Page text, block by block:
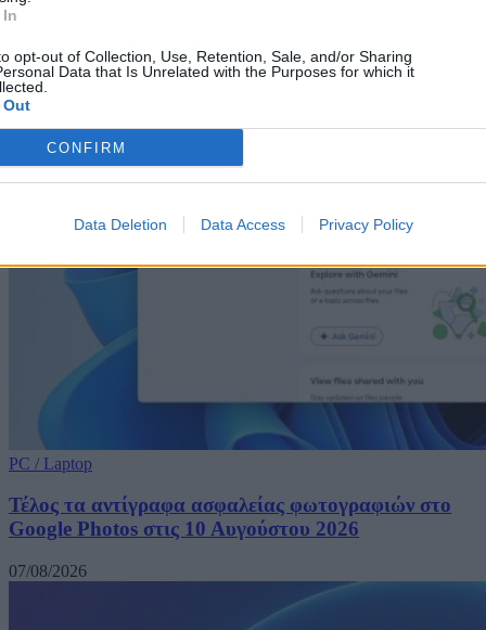
opt-out of Collection, Use, Retention, Sale, and/or Sharing
Data that Is Unrelated with the Purposes for which it
CONFIRM
Data Deletion Data Access Privacy Policy
PC / Laptop
Τέλος τα αντίγραφα ασφαλείας φωτογραφιών στο
Google Photos στις 10 Αυγούστου 2026
07/08/2026